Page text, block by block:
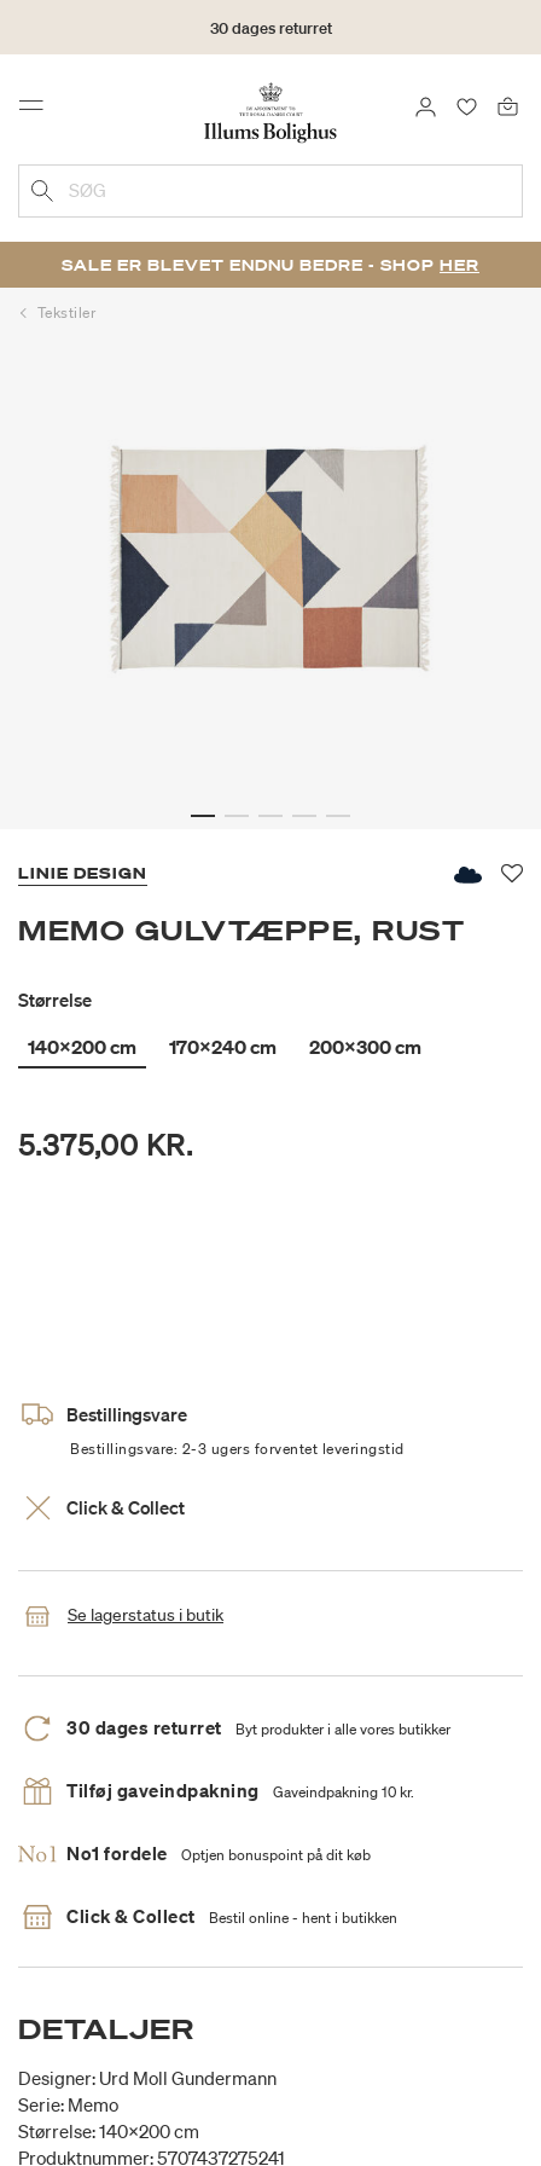
30 dages returret
Menu LOG IND
SØG
SALE ER BLEVET ENDNU BEDRE - SHOP HER
Tekstiler
LINIE DESIGN
MEMO GULVTÆPPE, RUST
Størrelse
140x200 cm
170x240 cm 200x300 cm
5.375,00 KR.
Bestillingsvare
Bestillingsvare: 2-3 ugers forventet leveringstid
Click & Collect
Se lagerstatus i butik
30 dages returret Byt produkter i alle vores butikker
Tilføj gaveindpakning Gaveindpakning 10 kr.
No1 fordele Optjen bonuspoint på dit køb
Click & Collect Bestil online - hent i butikken
DETALJER
Designer: Urd Moll Gundermann
Serie: Memo
Størrelse: 140x200 cm
Produktnummer: 5707437275241